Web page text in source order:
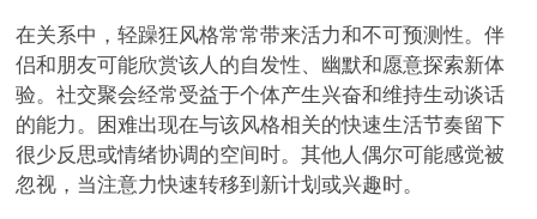
在关系中，轻躁狂风格常常带来活力和不可预测性。伴
侣和朋友可能欣赏该人的自发性、幽默和愿意探索新体
验。社交聚会经常受益于个体产生兴奋和维持生动谈话
的能力。困难出现在与该风格相关的快速生活节奏留下
很少反思或情绪协调的空间时。其他人偶尔可能感觉被
忽视，当注意力快速转移到新计划或兴趣时。